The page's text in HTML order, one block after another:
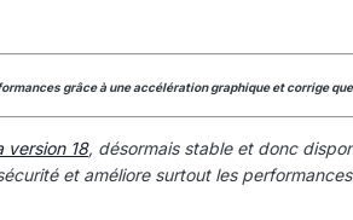
grâce à une accélération graphique et corrige
version 18, désormais stable et donc
et améliore surtout les